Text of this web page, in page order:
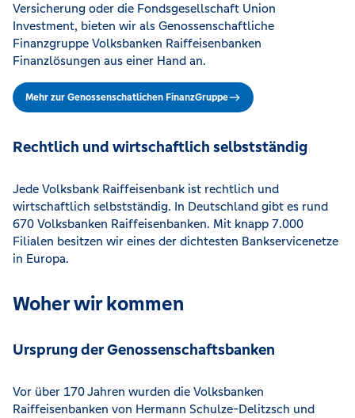
Versicherung oder die Fondsgesellschaft Union
Investment, bieten wir als Genossenschaftliche
Finanzgruppe Volksbanken Raiffeisenbanken
Finanzlösungen aus einer Hand an.
Mehr zur Genossenschatlichen FinanzGruppe
Rechtlich und wirtschaftlich selbstständig
Jede Volksbank Raiffeisenbank ist rechtlich und
wirtschaftlich selbstständig. In Deutschland gibt es rund
670 Volksbanken Raiffeisenbanken. Mit knapp 7.000
Filialen besitzen wir eines der dichtesten Bankservicenetze
in Europa.
Woher wir kommen
Ursprung der Genossenschaftsbanken
Vor über 170 Jahren wurden die Volksbanken
Raiffeisenbanken von Hermann Schulze-Delitzsch und